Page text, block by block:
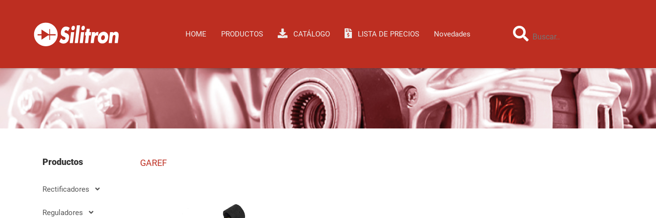
HOME PRODUCTOS CATÁLOGO LISTA DE PRECIOS Novedades
Productos
Rectificadores
Reguladores
GAREF